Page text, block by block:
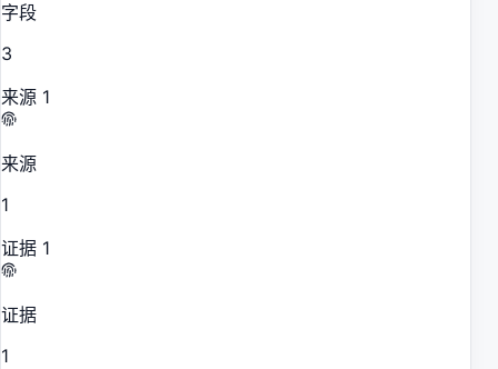
字段
3
来源 1
来源
1
证据 1
证据
1